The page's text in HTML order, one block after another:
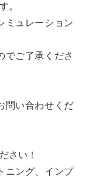
。
ミュレーション
ご了承くださ
問い合わせくだ
さい！
ニング、インプ